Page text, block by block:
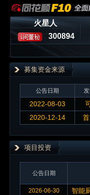
火星人
300894
募集资金来源
公告日期
2022-08-03
2020-12-14
项目投资
公告日期
2026-06-30 智能